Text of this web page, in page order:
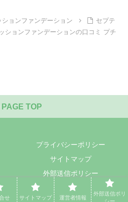
ションファンデーション
セプテ
ションファンデーションの口コミ プチ
PAGE TOP
プライバシーポリシー
サイトマップ
外部送信ポリシー
日から素肌美人.
せ サイトマップ 運営者情報
外部送信ポリ